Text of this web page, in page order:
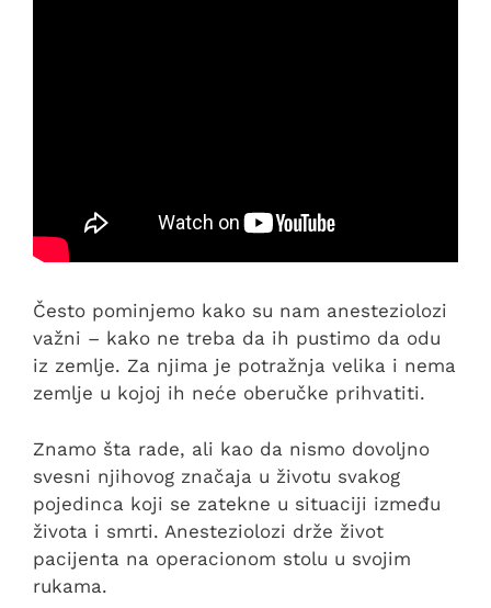
Često pominjemo kako su nam anesteziolozi
važni – kako ne treba da ih pustimo da odu
iz zemlje. Za njima je potražnja velika i nema
zemlje u kojoj ih neće oberučke prihvatiti.
Znamo šta rade, ali kao da nismo dovoljno
svesni njihovog značaja u životu svakog
pojedinca koji se zatekne u situaciji između
života i smrti. Anesteziolozi drže život
pacijenta na operacionom stolu u svojim
rukama.